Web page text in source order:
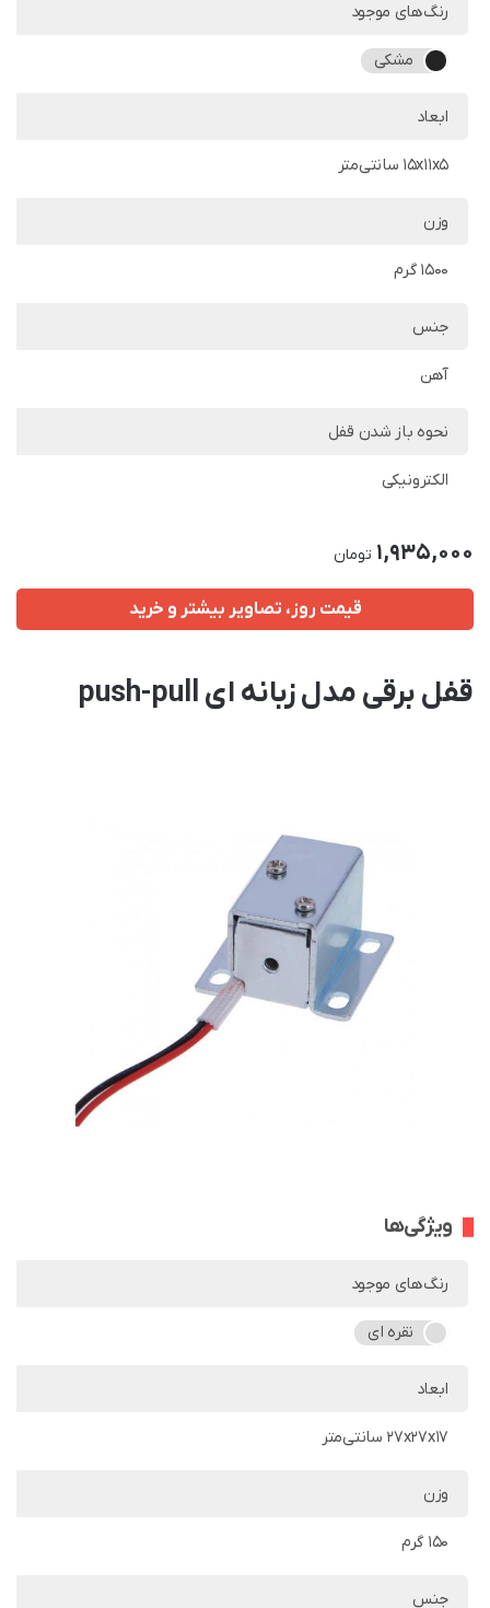
رنگ‌های موجود
مشکی
ابعاد
15x11x5 سانتی‌متر
وزن
1500 گرم
جنس
آهن
نحوه باز شدن قفل
الکترونیکی
1,935,000 تومان
قیمت روز، تصاویر بیشتر و خرید
قفل برقی مدل زبانه ای push-pull
ویژگی‌ها
رنگ‌های موجود
نقره ای
ابعاد
27x27x17 سانتی‌متر
وزن
150 گرم
جنس